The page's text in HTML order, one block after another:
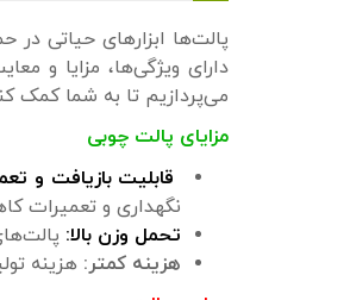
پالت‌ها ابزارهای حیاتی
دارای ویژگی‌ها، مزایا و
می‌پردازیم تا به شما کمک
مزایای پالت چوبی
قابلیت بازیافت و
نگهداری و تعمیرات
تحمل وزن بالا:
هزینه کمتر: هزینه